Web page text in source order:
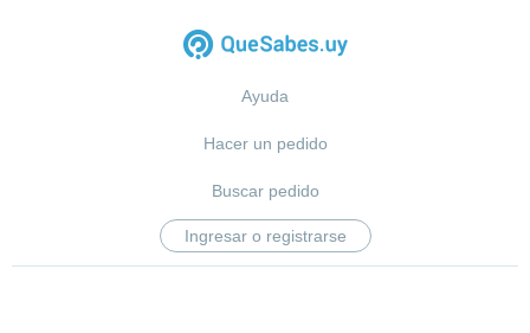
Ayuda
Hacer un pedido
Buscar pedido
Ingresar o registrarse